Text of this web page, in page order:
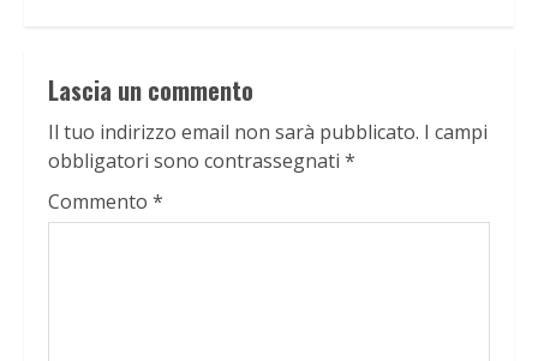
Lascia un commento
Il tuo indirizzo email non sarà pubblicato. I campi
obbligatori sono contrassegnati *
Commento *